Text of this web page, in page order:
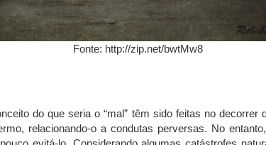
Fonte: http://zip.net/bwtMw8
do que seria o “mal” têm sido feitas no decorrer
relacionando-o a condutas perversas. No